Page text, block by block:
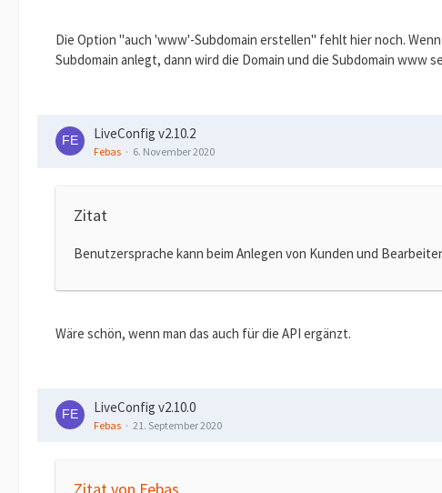
Die Option "auch 'www'-Subdomain erstellen" fehlt hier noch.
Subdomain anlegt, dann wird die Domain und die Subdomain
LiveConfig v2.10.2
Febas 6. November 2020
Zitat
Benutzersprache kann beim Anlegen von Kunden und
Wäre schön, wenn man das auch für die API ergänzt.
LiveConfig v2.10.0
Febas 21. September 2020
Zitat von Febas